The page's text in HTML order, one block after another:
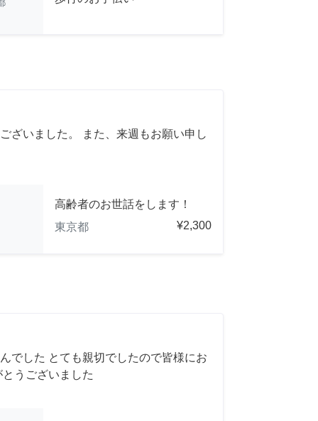
ざいました。 また、来週もお願い申し
高齢者のお世話をします！
東京都
¥2,300
でした とても親切でしたので皆様にお
うございました